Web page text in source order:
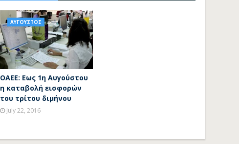
ΑΥΓΟΥΣΤΟΣ
ΟΑΕΕ: Εως 1η Αυγούστου
η καταβολή εισφορών
του τρίτου διμήνου
July 22, 2016